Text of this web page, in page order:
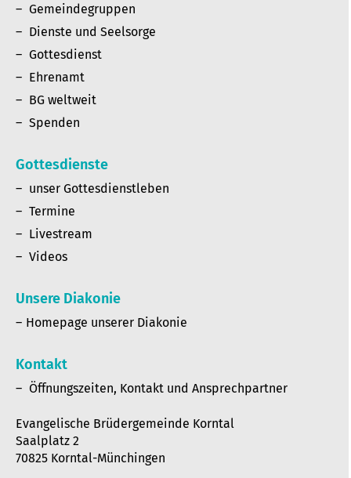
Gemeindegruppen
Dienste und Seelsorge
Gottesdienst
Ehrenamt
BG weltweit
Spenden
Gottesdienste
unser Gottesdienstleben
Termine
Livestream
Videos
Unsere Diakonie
Homepage unserer Diakonie
Kontakt
Öffnungszeiten, Kontakt und Ansprechpartner
Evangelische Brüdergemeinde Korntal
Saalplatz 2
70825 Korntal-Münchingen